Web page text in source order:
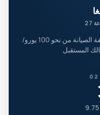
كهرباء بسيطة وإصلاحات قليلة. تكلفة الصيانة من نحو 100 يورو/